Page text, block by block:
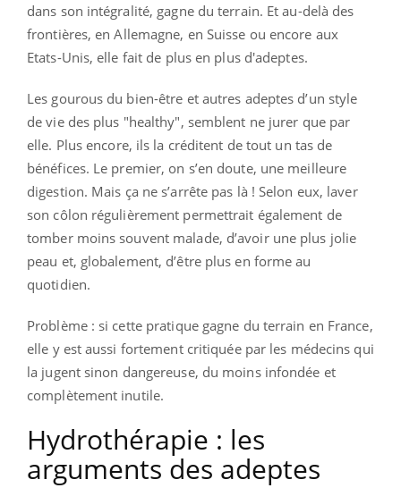
dans son intégralité, gagne du terrain. Et au-delà des
frontières, en Allemagne, en Suisse ou encore aux
Etats-Unis, elle fait de plus en plus d'adeptes.
Les gourous du bien-être et autres adeptes d’un style
de vie des plus "healthy", semblent ne jurer que par
elle. Plus encore, ils la créditent de tout un tas de
bénéfices. Le premier, on s’en doute, une meilleure
digestion. Mais ça ne s’arrête pas là ! Selon eux, laver
son côlon régulièrement permettrait également de
tomber moins souvent malade, d’avoir une plus jolie
peau et, globalement, d’être plus en forme au
quotidien.
Problème : si cette pratique gagne du terrain en France,
elle y est aussi fortement critiquée par les médecins qui
la jugent sinon dangereuse, du moins infondée et
complètement inutile.
Hydrothérapie : les
arguments des adeptes